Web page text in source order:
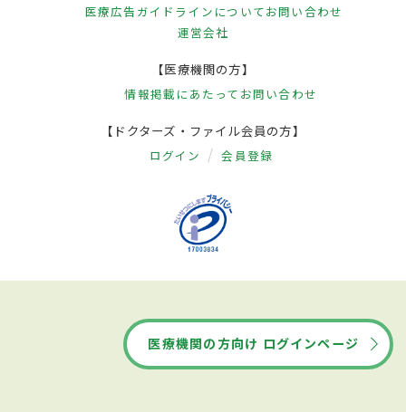
医療広告ガイドラインについてお問い合わせ
運営会社
【医療機関の方】
情報掲載にあたって お問い合わせ
【ドクターズ・ファイル会員の方】
ログイン 会員登録
医療機関の方向け ログインページ